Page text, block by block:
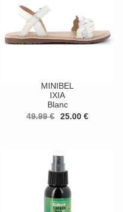
MINIBEL
IXIA
Blanc
49.99 €
25.00 €